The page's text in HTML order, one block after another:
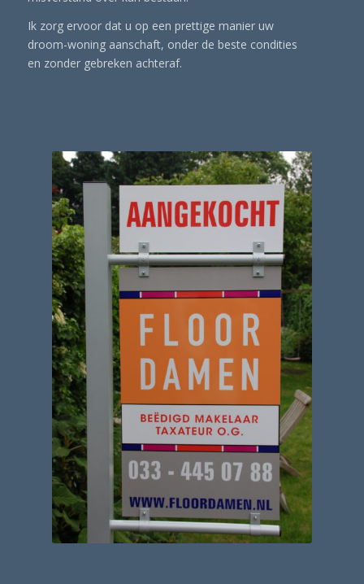
Ik zorg ervoor dat u op een prettige manier uw
droom-woning aanschaft, onder de beste condities
en zonder gebreken achteraf.